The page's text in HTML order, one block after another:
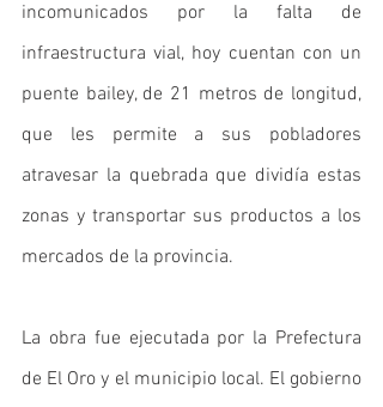
incomunicados por la falta de
infraestructura vial, hoy cuentan con un
puente bailey, de 21 metros de longitud,
que les permite a sus pobladores
atravesar la quebrada que dividía estas
zonas y transportar sus productos a los
mercados de la provincia.
La obra fue ejecutada por la Prefectura
de El Oro y el municipio local. El gobierno